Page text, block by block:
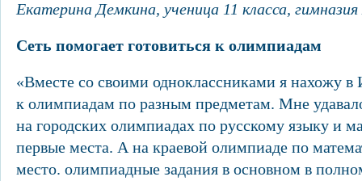
Екатерина Демкина, ученица 11 класса,
Сеть помогает готовиться к олимпиадам
«Вместе со своими одноклассниками я нахожу в
к олимпиадам по разным предметам. Мне
на городских олимпиадах по русскому языку и
первые места. А на краевой олимпиаде по
место. олимпиадные задания в основном в